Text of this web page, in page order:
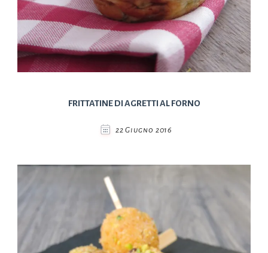
FRITTATINE DI AGRETTI AL FORNO
22 Giugno 2016